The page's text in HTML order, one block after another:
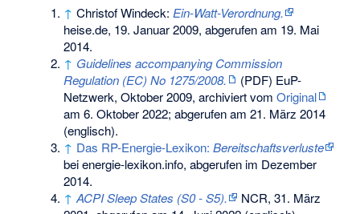
↑ Christof Windeck: Ein-Watt-Verordnung.
heise.de, 19. Januar 2009, abgerufen am 19. Mai
2014.
↑ Guidelines accompanying Commission
Regulation (EC) No 1275/2008.
(PDF) EuP-
Netzwerk, Oktober 2009, archiviert vomOriginal
am6. Oktober 2022; abgerufen am 21. März 2014
(englisch).
↑ Das RP-Energie-Lexikon:Bereitschaftsverluste
bei energie-lexikon.info, abgerufen im Dezember
2014.
↑ ACPI Sleep States (S0 - S5).
NCR, 31. März